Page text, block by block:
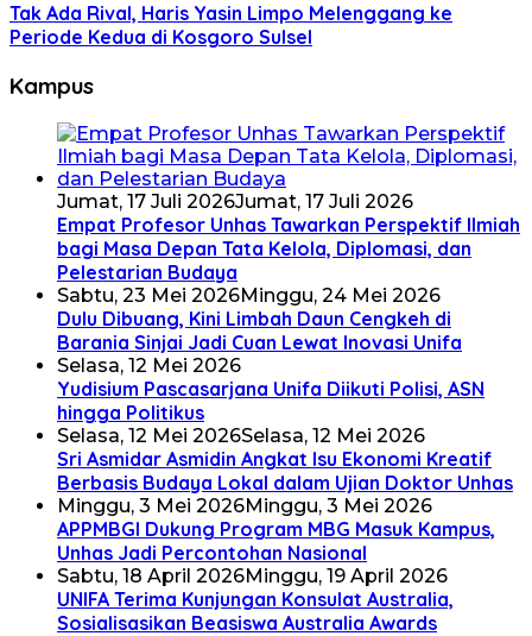
Tak Ada Rival, Haris Yasin Limpo Melenggang ke
Periode Kedua di Kosgoro Sulsel
Kampus
Jumat, 17 Juli 2026Jumat, 17 Juli 2026
Empat Profesor Unhas Tawarkan Perspektif Ilmiah
bagi Masa Depan Tata Kelola, Diplomasi, dan
Pelestarian Budaya
Sabtu, 23 Mei 2026Minggu, 24 Mei 2026
Dulu Dibuang, Kini Limbah Daun Cengkeh di
Barania Sinjai Jadi Cuan Lewat Inovasi Unifa
Selasa, 12 Mei 2026
Yudisium Pascasarjana Unifa Diikuti Polisi, ASN
hingga Politikus
Selasa, 12 Mei 2026Selasa, 12 Mei 2026
Sri Asmidar Asmidin Angkat Isu Ekonomi Kreatif
Berbasis Budaya Lokal dalam Ujian Doktor Unhas
Minggu, 3 Mei 2026Minggu, 3 Mei 2026
APPMBGI Dukung Program MBG Masuk Kampus,
Unhas Jadi Percontohan Nasional
Sabtu, 18 April 2026Minggu, 19 April 2026
UNIFA Terima Kunjungan Konsulat Australia,
Sosialisasikan Beasiswa Australia Awards